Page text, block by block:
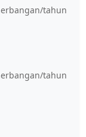
tahun
tahun